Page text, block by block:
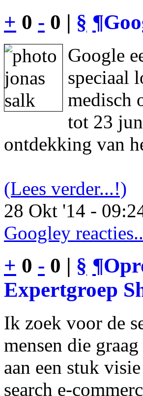
+ 0 - 0 | § ¶
Google
speciaal
medisch
tot 23
ontdekking van
(Lees verder...!)
28 Okt '14 -
Googley
+ 0 - 0 | § ¶
Expertgroep
Ik zoek voor de
mensen die
aan een stuk
search e-